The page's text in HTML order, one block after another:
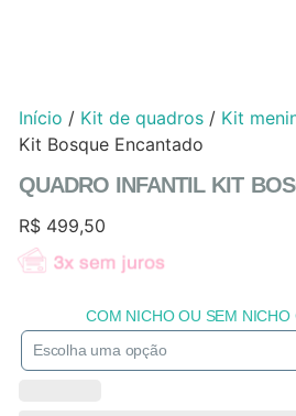
Início / Kit de quadros / Kit
Kit Bosque Encantado
QUADRO INFANTIL KIT
R$ 499,50
COM NICHO OU SEM NICHO